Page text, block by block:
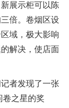
展示柜可以陈
倍。卷烟区设
域，极大影响
解决，使店面
者发现了一张
卷之星的奖